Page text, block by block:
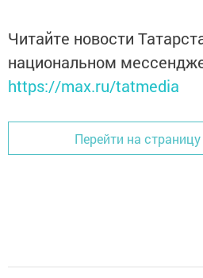
Читайте новости
национальном
https://max.ru/tatmedia
Перейти на